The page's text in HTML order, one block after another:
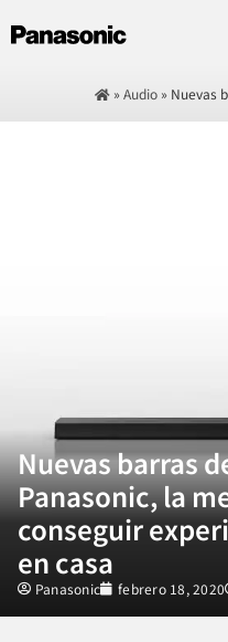
»Audio » Nuevas
Nuevas barras
Panasonic, la
conseguir
en casa
Panasonic febrero 18, 2020